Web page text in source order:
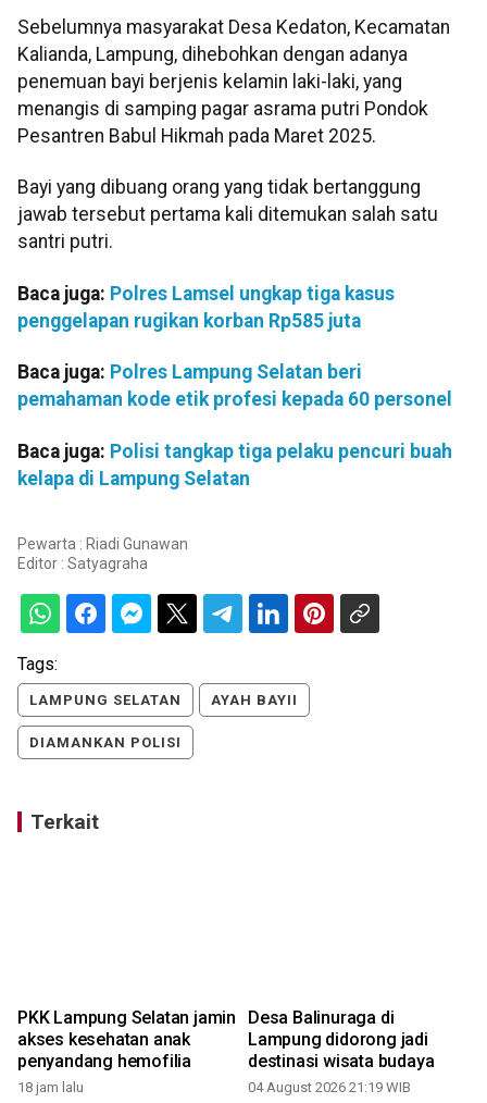
Sebelumnya masyarakat Desa Kedaton, Kecamatan
Kalianda, Lampung, dihebohkan dengan adanya
penemuan bayi berjenis kelamin laki-laki, yang
menangis di samping pagar asrama putri Pondok
Pesantren Babul Hikmah pada Maret 2025.
Bayi yang dibuang orang yang tidak bertanggung
jawab tersebut pertama kali ditemukan salah satu
santri putri.
Baca juga: Polres Lamsel ungkap tiga kasus
penggelapan rugikan korban Rp585 juta
Baca juga: Polres Lampung Selatan beri
pemahaman kode etik profesi kepada 60 personel
Baca juga: Polisi tangkap tiga pelaku pencuri buah
kelapa di Lampung Selatan
Pewarta : Riadi Gunawan
Editor : Satyagraha
Tags:
LAMPUNG SELATAN AYAH BAYII
DIAMANKAN POLISI
Terkait
PKK Lampung Selatan jamin
akses kesehatan anak
penyandang hemofilia
18 jam lalu
Desa Balinuraga di
Lampung didorong jadi
destinasi wisata budaya
04 August 2026 21:19 WIB